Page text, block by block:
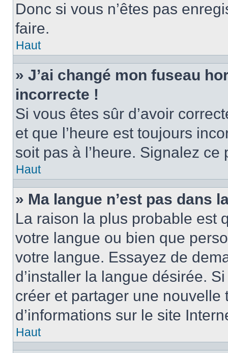
Donc si vous n’êtes pas
faire.
Haut
» J’ai changé mon fuseau
incorrecte !
Si vous êtes sûr d’avoir
et que l’heure est toujours
soit pas à l’heure. Signalez
Haut
» Ma langue n’est pas dans
La raison la plus probable est
votre langue ou bien que
votre langue. Essayez de
d’installer la langue désirée.
créer et partager une
d’informations sur le site
Haut